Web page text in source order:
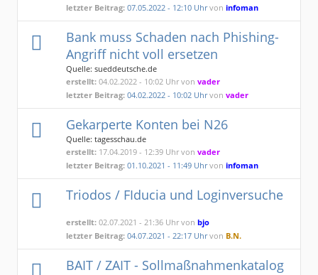
letzter Beitrag: 07.05.2022 - 12:10 Uhrvoninfoman
Bank muss Schaden nach Phishing-
Angriff nicht voll ersetzen
Quelle: sueddeutsche.de
erstellt: 04.02.2022 - 10:02 Uhr vonvader
letzter Beitrag: 04.02.2022 - 10:02 Uhrvonvader
Gekarperte Konten bei N26
Quelle: tagesschau.de
erstellt: 17.04.2019 - 12:39 Uhr vonvader
letzter Beitrag: 01.10.2021 - 11:49 Uhrvoninfoman
Triodos / FIducia und Loginversuche
erstellt: 02.07.2021 - 21:36 Uhr vonbjo
letzter Beitrag: 04.07.2021 - 22:17 Uhrvon B.N.
BAIT / ZAIT - Sollmaßnahmenkatalog